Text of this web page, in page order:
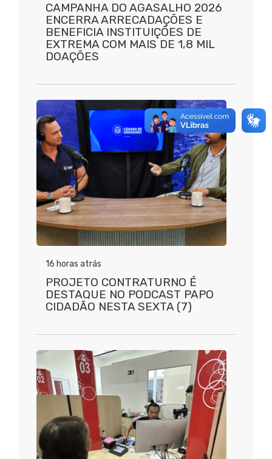
CAMPANHA DO AGASALHO 2026
ENCERRA ARRECADAÇÕES E
BENEFICIA INSTITUIÇÕES DE
EXTREMA COM MAIS DE 1,8 MIL
DOAÇÕES
16 horas atrás
PROJETO CONTRATURNO É
DESTAQUE NO PODCAST PAPO
CIDADÃO NESTA SEXTA (7)